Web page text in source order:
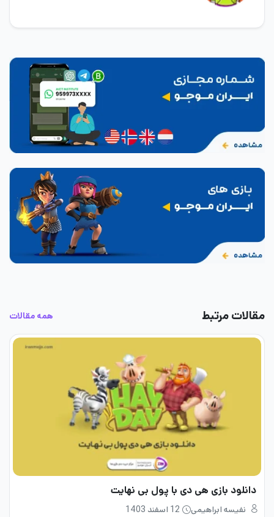
مقالات مرتبط همه مقالات
دانلود بازی هی دی با پول بی نهایت
نفیسه ابراهیمی
12 اسفند 1403